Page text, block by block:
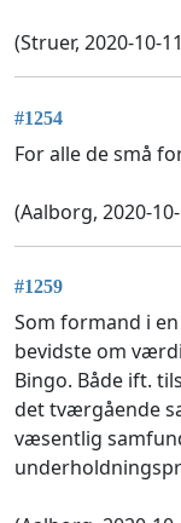
(Struer, 2020-10-
#1254
For alle de små
(Aalborg, 2020-
#1259
Som formand i
bevidste om
Bingo. Både ift.
det tværgående
væsentlig